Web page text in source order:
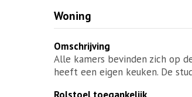
Woning
Omschrijving
Alle kamers bevinden zich op
heeft een eigen keuken. De
Rolstoel toegankelijk